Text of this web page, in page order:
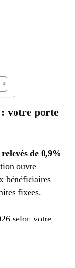
: votre porte
relevés de 0,9%
ouvre
bénéficiaires
fixées.
selon votre